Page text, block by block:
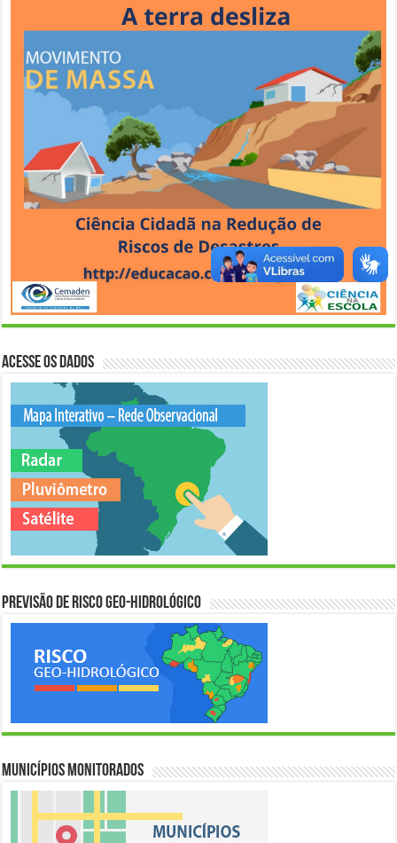
Acesse os Dados
Previsão de Risco Geo-Hidrológico
Municípios Monitorados